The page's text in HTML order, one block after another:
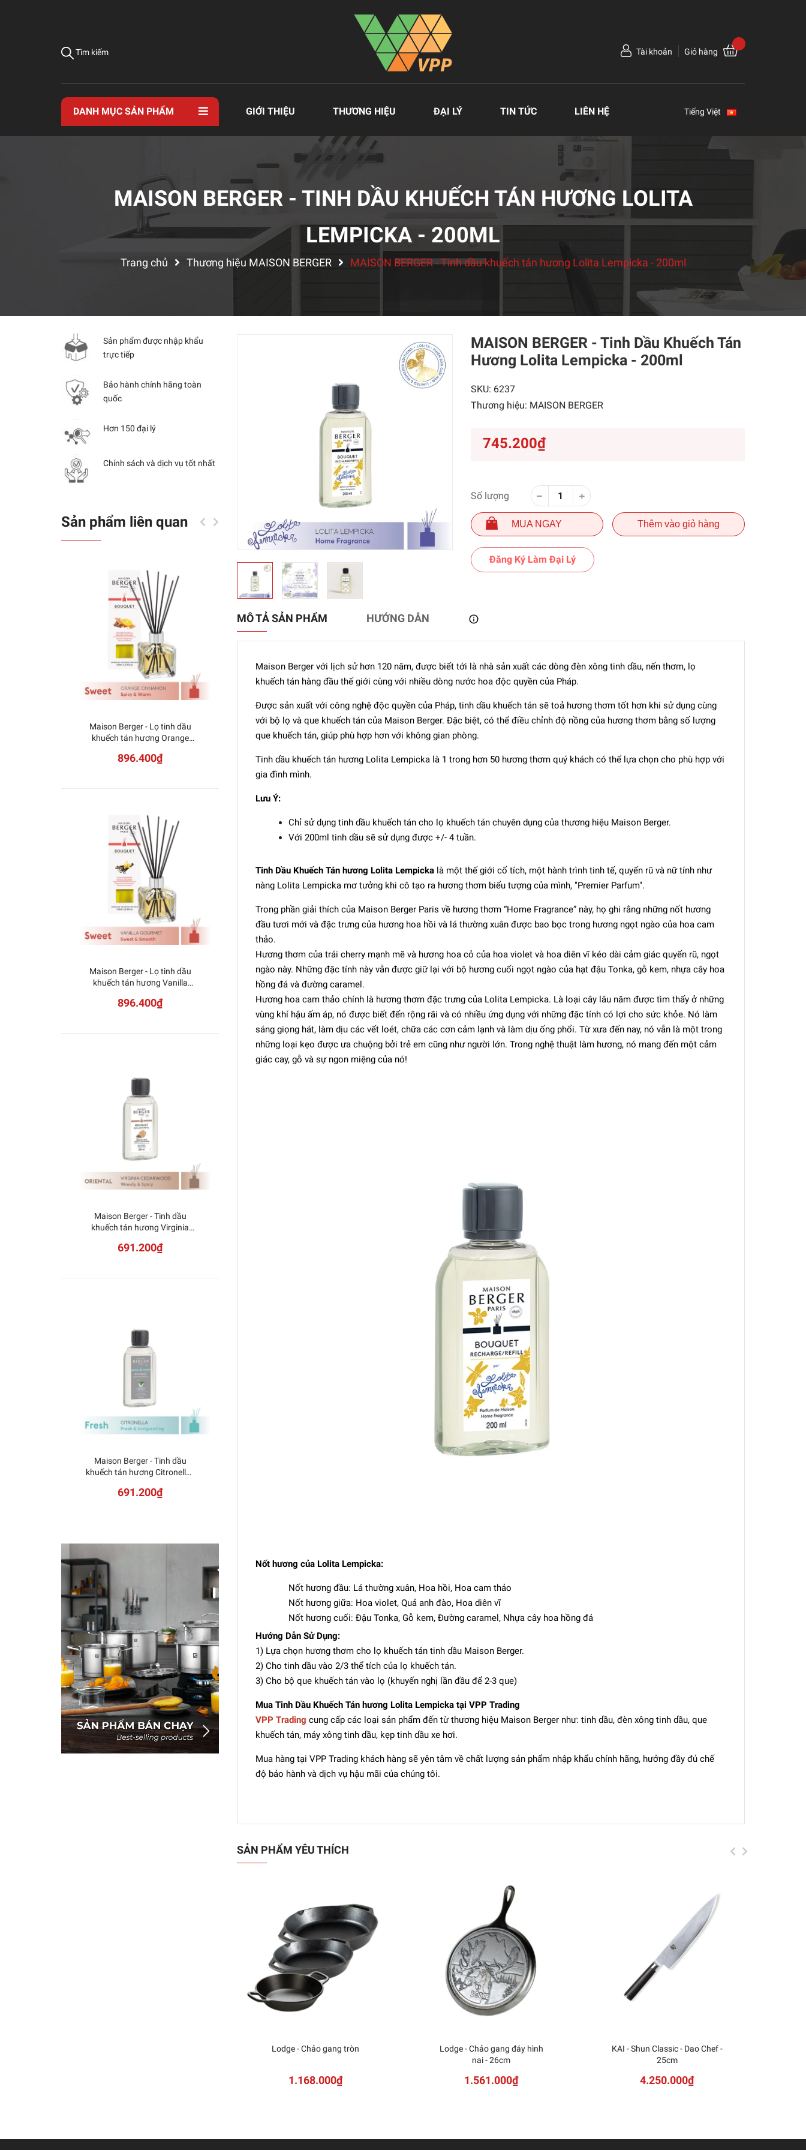
Tìm kiếm Tài khoản Giỏ hàng
DANH MỤC SẢN PHẨM GIỚI THIỆU THƯƠNG HIỆU ĐẠI LÝ TIN TỨC LIÊN HỆ Tiếng Việt
MAISON BERGER - TINH DẦU KHUẾCH TÁN HƯƠNG LOLITA
LEMPICKA - 200ML
Trang chủ Thương hiệu MAISON BERGER MAISON BERGER - Tinh dầu khuếch tán hương Lolita Lempicka - 200ml
MAISON BERGER - Tinh Dầu Khuếch Tán
Hương Lolita Lempicka - 200ml
SKU: 6237
Thương hiệu: MAISON BERGER
745.200₫
Số lượng
MUA NGAY Thêm vào giỏ hàng
Đăng Ký Làm Đại Lý
MÔ TẢ SẢN PHẨM HƯỚNG DẪN
Maison Berger với lịch sử hơn 120 năm, được biết tới là nhà sản xuất các dòng đèn xông tinh dầu, nến thơm, lọ
khuếch tán hàng đầu thế giới cùng với nhiều dòng nước hoa độc quyền của Pháp.
Được sản xuất với công nghệ độc quyền của Pháp, tinh dầu khuếch tán sẽ toả hương thơm tốt hơn khi sử dụng cùng
với bộ lọ và que khuếch tán của Maison Berger. Đặc biệt, có thể điều chỉnh độ nồng của hương thơm bằng số lượng
que khuếch tán, giúp phù hợp hơn với không gian phòng.
Tinh dầu khuếch tán hương Lolita Lempicka là 1 trong hơn 50 hương thơm quý khách có thể lựa chọn cho phù hợp với
gia đình mình.
Lưu Ý:
Chỉ sử dụng tinh dầu khuếch tán cho lọ khuếch tán chuyên dụng của thương hiệu Maison Berger.
Với 200ml tinh dầu sẽ sử dụng được +/- 4 tuần.
Tinh Dầu Khuếch Tán hương Lolita Lempickalà một thế giới cổ tích, một hành trình tinh tế, quyến rũ và nữ tính như
nàng Lolita Lempicka mơ tưởng khi cô tạo ra hương thơm biểu tượng của mình, "Premier Parfum".
Trong phần giải thích của Maison Berger Paris về hương thơm “Home Fragrance” này, họ ghi rằng những nốt hương
đầu tươi mới và đặc trưng của hương hoa hồi và lá thường xuân được bao bọc trong hương ngọt ngào của hoa cam
thảo.
Hương thơm của trái cherry mạnh mẽ và hương hoa cỏ của hoa violet và hoa diên vĩ kéo dài cảm giác quyến rũ, ngọt
ngào này. Những đặc tính này vẫn được giữ lại với bộ hương cuối ngọt ngào của hạt đậu Tonka, gỗ kem, nhựa cây hoa
hồng đá và đường caramel.
Hương hoa cam thảo chính là hương thơm đặc trưng của Lolita Lempicka. Là loại cây lâu năm được tìm thấy ở những
vùng khí hậu ấm áp, nó được biết đến rộng rãi và có nhiều ứng dụng với những đặc tính có lợi cho sức khỏe. Nó làm
sáng giọng hát, làm dịu các vết loét, chữa các cơn cảm lạnh và làm dịu ống phổi. Từ xưa đến nay, nó vẫn là một trong
những loại kẹo được ưa chuộng bởi trẻ em cũng như người lớn. Trong nghệ thuật làm hương, nó mang đến một cảm
giác cay, gỗ và sự ngon miệng của nó!
Nốt hương của Lolita Lempicka:
Nốt hương đầu: Lá thường xuân, Hoa hồi, Hoa cam thảo
Nốt hương giữa: Hoa violet, Quả anh đào, Hoa diên vĩ
Nốt hương cuối: Đậu Tonka, Gỗ kem, Đường caramel, Nhựa cây hoa hồng đá
Hướng Dẫn Sử Dụng:
1) Lựa chọn hương thơm cho lọ khuếch tán tinh dầu Maison Berger.
2) Cho tinh dầu vào 2/3 thể tích của lọ khuếch tán.
3) Cho bộ que khuếch tán vào lọ (khuyến nghị lần đầu để 2-3 que)
Mua Tinh Dầu Khuếch Tán hương Lolita Lempicka tại VPP Trading
VPP Trading cung cấp các loại sản phẩm đến từ thương hiệu Maison Berger như: tinh dầu, đèn xông tinh dầu, que
khuếch tán, máy xông tinh dầu, kẹp tinh dầu xe hơi.
Mua hàng tại VPP Trading khách hàng sẽ yên tâm về chất lượng sản phẩm nhập khẩu chính hãng, hưởng đầy đủ chế
độ bảo hành và dịch vụ hậu mãi của chúng tôi.
SẢN PHẨM YÊU THÍCH
Lodge - Chảo gang tròn
1.168.000₫
Lodge - Chảo gang đáy hình
nai - 26cm
1.561.000₫
KAI - Shun Classic - Dao Chef -
25cm
4.250.000₫
Sản phẩm được nhập khẩu
trực tiếp
Bảo hành chính hãng toàn
quốc
Hơn 150 đại lý
Chính sách và dịch vụ tốt nhất
Sản phẩm liên quan
Maison Berger - Lọ tinh dầu
khuếch tán hương Orange
896.400₫
Maison Berger - Lọ tinh dầu
khuếch tán hương Vanilla
896.400₫
Maison Berger - Tinh dầu
khuếch tán hương Virginia
691.200₫
Maison Berger - Tinh dầu
khuếch tán hương Citronella -
691.200₫
Maison Berger - Tinh dầu
khuếch tán hương Aroma
691.200₫
Maison Berger - Tinh dầu
khuếch tán hương Lemon
Flower - 200ml
691.200₫